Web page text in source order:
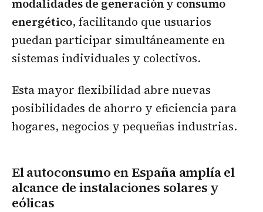
modalidades de generación y consumo
energético, facilitando que usuarios
puedan participar simultáneamente en
sistemas individuales y colectivos.
Esta mayor flexibilidad abre nuevas
posibilidades de ahorro y eficiencia para
hogares, negocios y pequeñas industrias.
El autoconsumo en España amplía el
alcance de instalaciones solares y
eólicas